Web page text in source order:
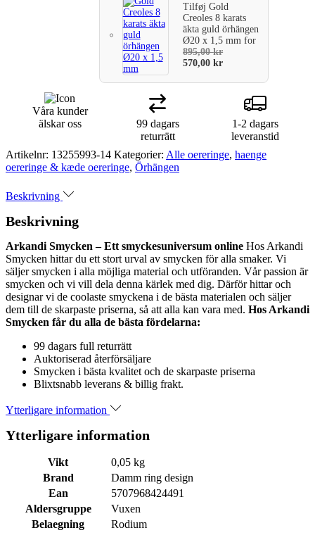
TilføjGold
Creoles 8 karats
äkta guld örhängen
Ø20 x 1,5 mmfor
895,00kr
570,00kr
Våra kunder
älskar oss
99 dagars
returrätt
1-2 dagars
leveranstid
Artikelnr: 13255993-14 Kategorier: Alle oereringe, haenge
oereringe & kæde oereringe, Örhängen
Beskrivning
Beskrivning
Arkandi Smycken – Ett smyckesuniversum online Hos Arkandi
Smycken hittar du ett stort urval av smycken för alla smaker. Vi
säljer smycken i alla möjliga material och utföranden. Vår passion är
smycken och vi vill dela denna kärlek med dig. Därför hittar och
designar vi de coolaste smyckena i de bästa materialen och säljer
dem till de skarpaste priserna, så att alla kan vara med. Hos Arkandi
Smycken får du alla de bästa fördelarna:
99 dagars full returrätt
Auktoriserad återförsäljare
Smycken i bästa kvalitet och de skarpaste priserna
Blixtsnabb leverans & billig frakt.
Ytterligare information
Ytterligare information
Vikt
0,05 kg
Brand
Damm ring design
Ean
5707968424491
Aldersgruppe
Vuxen
Belaegning
Rodium